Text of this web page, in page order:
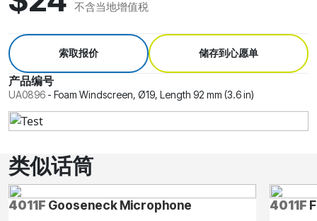
不含当地增值税
索取报价 储存到心愿单
产品编号
UA0896 - Foam Windscreen, Ø19, Length 92 mm (3.6 in)
类似话筒
4011F Gooseneck Microphone 4011F